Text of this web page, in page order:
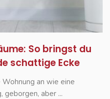
So bringst du
schattige Ecke
an wie eine
geborgen, aber ...